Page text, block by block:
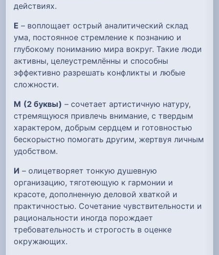
действиях.
Е – воплощает острый аналитический склад
ума, постоянное стремление к познанию и
глубокому пониманию мира вокруг. Такие люди
активны, целеустремлённы и способны
эффективно разрешать конфликты и любые
сложности.
М (2 буквы) – сочетает артистичную натуру,
стремящуюся привлечь внимание, с твердым
характером, добрым сердцем и готовностью
бескорыстно помогать другим, жертвуя личным
удобством.
И – олицетворяет тонкую душевную
организацию, тяготеющую к гармонии и
красоте, дополненную деловой хваткой и
практичностью. Сочетание чувствительности и
рациональности иногда порождает
требовательность и строгость в оценке
окружающих.